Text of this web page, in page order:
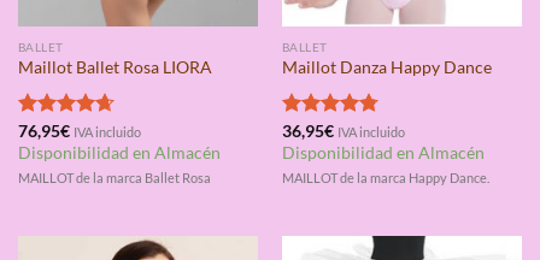
BALLET
Maillot Ballet Rosa LIORA
Valorado
con4.67
de 5
76,95€ IVA incluido
Disponibilidad en Almacén
MAILLOT de la marca Ballet Rosa
BALLET
Maillot Danza Happy Dance
Valorado
con4.75
de 5
36,95€ IVA incluido
Disponibilidad en Almacén
MAILLOT de la marca Happy Dance.